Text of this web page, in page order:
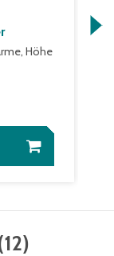
Höhe
12)